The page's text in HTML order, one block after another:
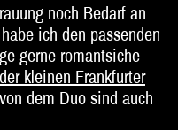
noch Bedarf an
ich den passenden
gerne romantsiche
kleinen Frankfurter
dem Duo sind auch